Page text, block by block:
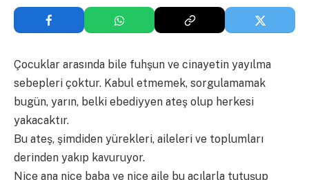
Çocuklar arasında bile fuhşun ve cinayetin yayılma
sebepleri çoktur. Kabul etmemek, sorgulamamak
bugün, yarın, belki ebediyyen ateş olup herkesi
yakacaktır.
Bu ateş, şimdiden yürekleri, aileleri ve toplumları
derinden yakıp kavuruyor.
Nice ana nice baba ve nice aile bu acılarla tutuşup